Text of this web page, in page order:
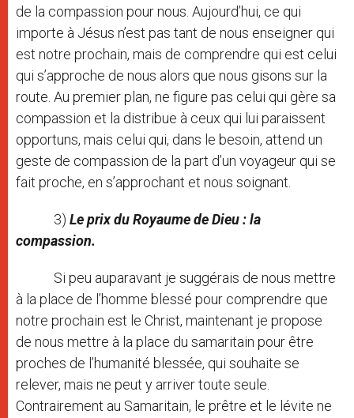
de la compassion pour nous. Aujourd’hui, ce qui
importe à Jésus n’est pas tant de nous enseigner qui
est notre prochain, mais de comprendre qui est celui
qui s’approche de nous alors que nous gisons sur la
route. Au premier plan, ne figure pas celui qui gère sa
compassion et la distribue à ceux qui lui paraissent
opportuns, mais celui qui, dans le besoin, attend un
geste de compassion de la part d’un voyageur qui se
fait proche, en s’approchant et nous soignant.
3) Le prix du Royaume de Dieu : la
compassion.
Si peu auparavant je suggérais de nous mettre
à la place de l’homme blessé pour comprendre que
notre prochain est le Christ, maintenant je propose
de nous mettre à la place du samaritain pour être
proches de l’humanité blessée, qui souhaite se
relever, mais ne peut y arriver toute seule.
Contrairement au Samaritain, le prêtre et le lévite ne